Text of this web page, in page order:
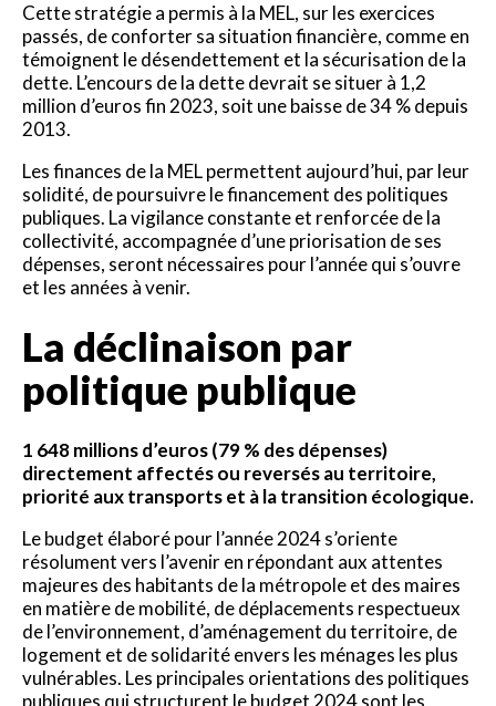
Cette stratégie a permis à la MEL, sur les exercices
passés, de conforter sa situation financière, comme en
témoignent le désendettement et la sécurisation de la
dette. L’encours de la dette devrait se situer à 1,2
million d’euros fin 2023, soit une baisse de 34 % depuis
2013.
Les finances de la MEL permettent aujourd’hui, par leur
solidité, de poursuivre le financement des politiques
publiques. La vigilance constante et renforcée de la
collectivité, accompagnée d’une priorisation de ses
dépenses, seront nécessaires pour l’année qui s’ouvre
et les années à venir.
La déclinaison par
politique publique
1 648 millions d’euros (79 % des dépenses)
directement affectés ou reversés au territoire,
priorité aux transports et à la transition écologique.
Le budget élaboré pour l’année 2024 s’oriente
résolument vers l’avenir en répondant aux attentes
majeures des habitants de la métropole et des maires
en matière de mobilité, de déplacements respectueux
de l’environnement, d’aménagement du territoire, de
logement et de solidarité envers les ménages les plus
vulnérables. Les principales orientations des politiques